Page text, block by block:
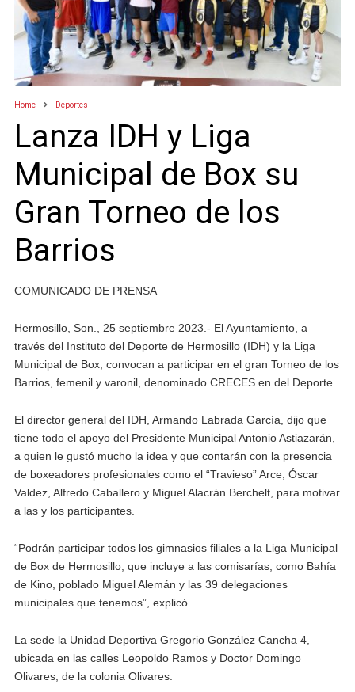
Home Deportes
Lanza IDH y Liga
Municipal de Box su
Gran Torneo de los
Barrios
COMUNICADO DE PRENSA
Hermosillo, Son., 25 septiembre 2023.- El Ayuntamiento, a
través del Instituto del Deporte de Hermosillo (IDH) y la Liga
Municipal de Box, convocan a participar en el gran Torneo de los
Barrios, femenil y varonil, denominado CRECES en del Deporte.
El director general del IDH, Armando Labrada García, dijo que
tiene todo el apoyo del Presidente Municipal Antonio Astiazarán,
a quien le gustó mucho la idea y que contarán con la presencia
de boxeadores profesionales como el “Travieso” Arce, Óscar
Valdez, Alfredo Caballero y Miguel Alacrán Berchelt, para motivar
a las y los participantes.
“Podrán participar todos los gimnasios filiales a la Liga Municipal
de Box de Hermosillo, que incluye a las comisarías, como Bahía
de Kino, poblado Miguel Alemán y las 39 delegaciones
municipales que tenemos”, explicó.
La sede la Unidad Deportiva Gregorio González Cancha 4,
ubicada en las calles Leopoldo Ramos y Doctor Domingo
Olivares, de la colonia Olivares.